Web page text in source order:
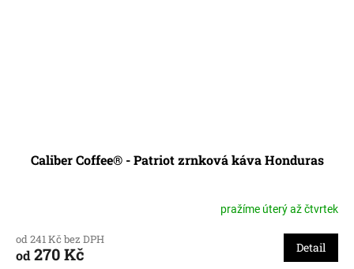
Caliber Coffee® - Patriot zrnková káva Honduras
pražíme úterý až čtvrtek
od 241 Kč bez DPH
od 270 Kč Detail